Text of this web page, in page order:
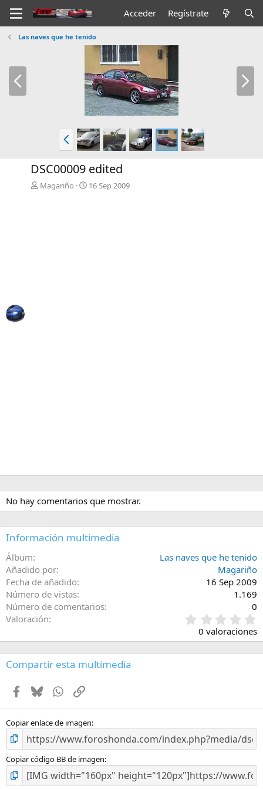
Acceder Regístrate
Las naves que he tenido
A
t
S
g
A
n
t
.
DSC00009 edited
Magariño 16 Sep 2009
No hay comentarios que mostrar.
Información multimedia
Álbum
Las naves que he tenido
Añadido por
Magariño
Fecha de añadido
16 Sep 2009
Número de vistas
1.169
Número de comentarios
0
Valoración
,
0
l
)
0 valoraciones
Compartir esta multimedia
Facebook
BlueskyWhatsApp
Enlace
Copiar enlace de imagen
Copiar código BB de imagen